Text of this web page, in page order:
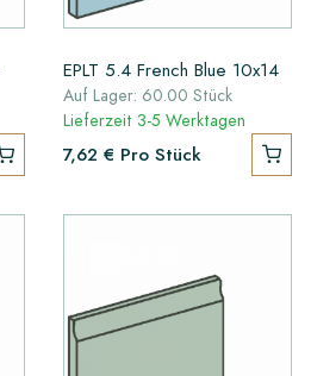
EPLT 5.4 French Blue 10x14
Auf Lager: 60.00 Stück
Lieferzeit 3-5 Werktagen
7,62 € Pro Stück